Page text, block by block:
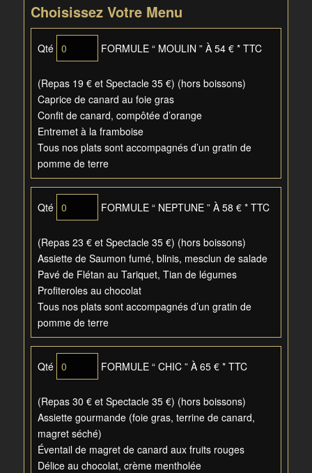
Choisissez Votre Menu
Qté FORMULE “ MOULIN ” À 54 € * TTC
(Repas 19 € et Spectacle 35 €) (hors boissons)
Caprice de canard au foie gras
Confit de canard, compôtée d’orange
Entremet à la framboise
Tous nos plats sont accompagnés d’un gratin de
pomme de terre
Qté FORMULE “ NEPTUNE ” À 58 € * TTC
(Repas 23 € et Spectacle 35 €) (hors boissons)
Assiette de Saumon fumé, blinis, mesclun de salade
Pavé de Flétan au Tariquet, Tian de légumes
Profiteroles au chocolat
Tous nos plats sont accompagnés d’un gratin de
pomme de terre
Qté FORMULE “ CHIC ” À 65 € * TTC
(Repas 30 € et Spectacle 35 €) (hors boissons)
Assiette gourmande (foie gras, terrine de canard,
magret séché)
Éventail de magret de canard aux fruits rouges
Délice au chocolat, crème mentholée